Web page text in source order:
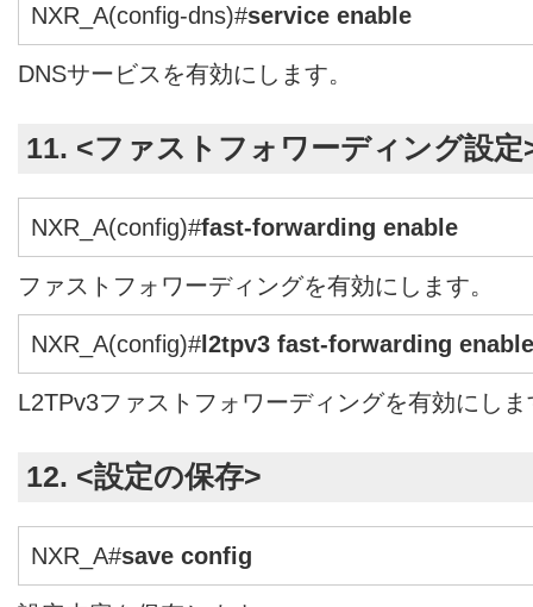
NXR_A(config-dns)#service enable
DNSサービスを有効にします。
11. <ファストフォワーディング設定
NXR_A(config)#fast-forwarding enable
ファストフォワーディングを有効にします。
NXR_A(config)#l2tpv3 fast-forwarding enable
L2TPv3ファストフォワーディングを有効にしま
12. <設定の保存>
NXR_A#save config